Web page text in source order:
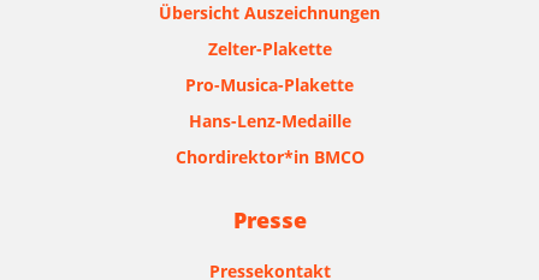
Übersicht Auszeichnungen
Zelter-Plakette
Pro-Musica-Plakette
Hans-Lenz-Medaille
Chordirektor*in BMCO
Presse
Pressekontakt